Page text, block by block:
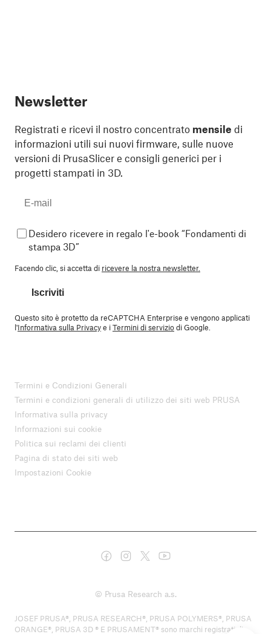
Newsletter
Registrati e ricevi il nostro concentrato mensile di
informazioni utili sui nuovi firmware, sulle nuove
versioni di PrusaSlicer e consigli generici per i
progetti stampati in 3D.
Desidero ricevere in regalo l'e-book “Fondamenti di
stampa 3D”
Facendo clic, si accetta di ricevere la nostra newsletter.
Iscriviti
Questo sito è protetto da reCAPTCHA Enterprise e vengono applicati
l'Informativa sulla Privacye iTermini di serviziodi Google.
Termini e Condizioni Generali
Termini e condizioni generali di utilizzo dei siti web PRUSA
Informativa sulla privacy
Informazioni sui cookie
Politica sui reclami dei clienti
Pagina di stato dei siti web
Impostazioni Cookie
© Prusa Research a.s.
JOSEF PRUSA®, PRUSA RESEARCH®, PRUSA POLYMERS®, PRUSA
ORANGE®, PRUSA 3D ® E PRUSAMENT® sono marchi registrati di